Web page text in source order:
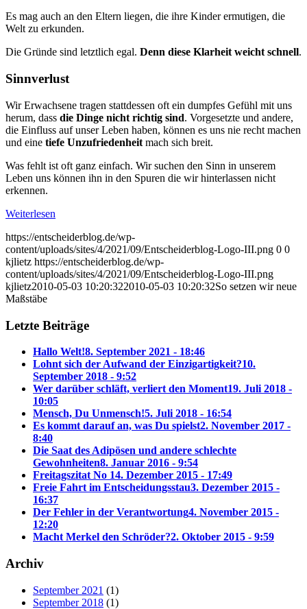
Es mag auch an den Eltern liegen, die ihre Kinder ermutigen, die
Welt zu erkunden.
Die Gründe sind letztlich egal. Denn diese Klarheit weicht schnell.
Sinnverlust
Wir Erwachsene tragen stattdessen oft ein dumpfes Gefühl mit uns
herum, dass die Dinge nicht richtig sind. Vorgesetzte und andere,
die Einfluss auf unser Leben haben, können es uns nie recht machen
und eine tiefe Unzufriedenheit mach sich breit.
Was fehlt ist oft ganz einfach. Wir suchen den Sinn in unserem
Leben uns können ihn in den Spuren die wir hinterlassen nicht
erkennen.
Weiterlesen
https://entscheiderblog.de/wp-
content/uploads/sites/4/2021/09/Entscheiderblog-Logo-III.png 0 0
kjlietz https://entscheiderblog.de/wp-
content/uploads/sites/4/2021/09/Entscheiderblog-Logo-III.png
kjlietz2010-05-03 10:20:322010-05-03 10:20:32So setzen wir neue
Maßstäbe
Letzte Beiträge
Hallo Welt!8. September 2021 - 18:46
Lohnt sich der Aufwand der Einzigartigkeit?10.
September 2018 - 9:52
Wer darüber schläft, verliert den Moment19. Juli 2018 -
10:05
Mensch, Du Unmensch!5. Juli 2018 - 16:54
Es kommt darauf an, was Du spielst2. November 2017 -
8:40
Die Saat des Adipösen und andere schlechte
Gewohnheiten8. Januar 2016 - 9:54
Freitagszitat No 14. Dezember 2015 - 17:49
Freie Fahrt im Entscheidungsstau3. Dezember 2015 -
16:37
Der Fehler in der Verantwortung4. November 2015 -
12:20
Macht Merkel den Schröder?2. Oktober 2015 - 9:59
Archiv
September 2021 (1)
September 2018 (1)